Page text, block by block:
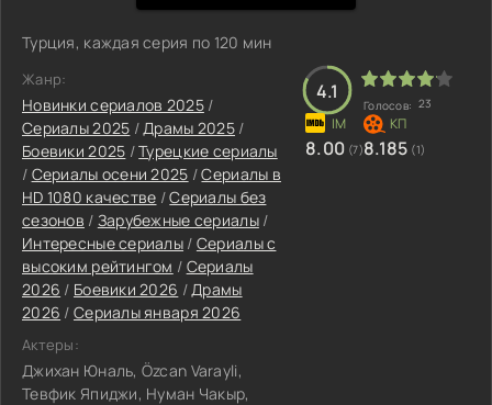
Турция, каждая серия по 120 мин
Жанр:
Новинки сериалов 2025/
Сериалы 2025 /Драмы 2025 /
Боевики 2025 /Турецкие сериалы
/ Сериалы осени 2025 /Сериалы в
HD 1080 качестве /Сериалы без
сезонов / Зарубежные сериалы/
Интересные сериалы / Сериалы с
высоким рейтингом / Сериалы
2026 / Боевики 2026 /Драмы
2026 / Сериалы января 2026
Актеры:
Джихан Юналь, Özcan Varayli,
Тевфик Япиджи, Нуман Чакыр,
4.1
Голосов: 23
8.00 (7)8.185 (1)